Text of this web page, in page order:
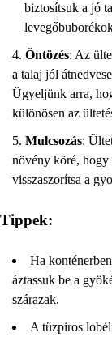
biztosítsuk a jó
Öntözés: Az
a talaj jól
Ügyeljünk arra,
különösen az
Mulcsozás:
növény köré, hogy
visszaszorítsa a
Tippek:
Ha
áztassuk be a
szárazak.
A tűzpiros